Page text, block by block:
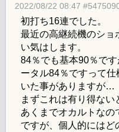
2022/08/22 08:47
初打ち16連でした。
最近の高継続機のショ
い気はします。
84％でも基本90％で
ータル84％ですって
いた事がありますが…
まずこれは有り得ない
あくまでオカルトなの
ですが、個人的にはど